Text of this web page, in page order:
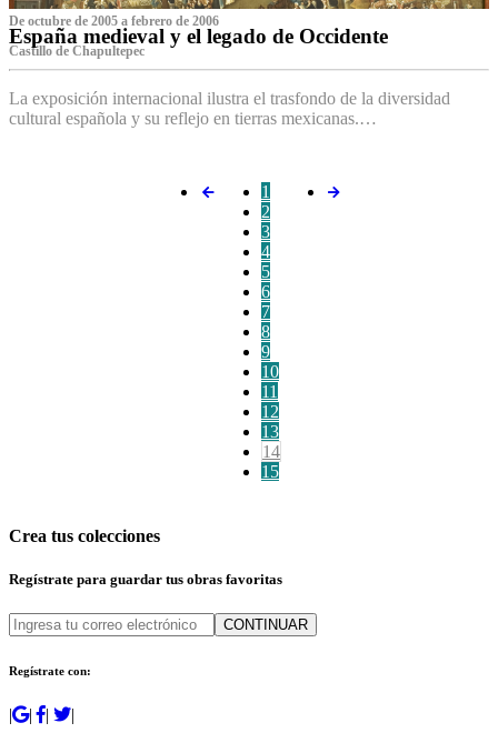
De octubre de 2005 a febrero de 2006
España medieval y el legado de Occidente
Castillo de Chapultepec
La exposición internacional ilustra el trasfondo de la diversidad
cultural española y su reflejo en tierras mexicanas.…
1
2
3
4
5
6
7
8
9
10
11
12
13
14
15
Crea tus colecciones
Regístrate para guardar tus obras favoritas
CONTINUAR
Regístrate con:
| | | |